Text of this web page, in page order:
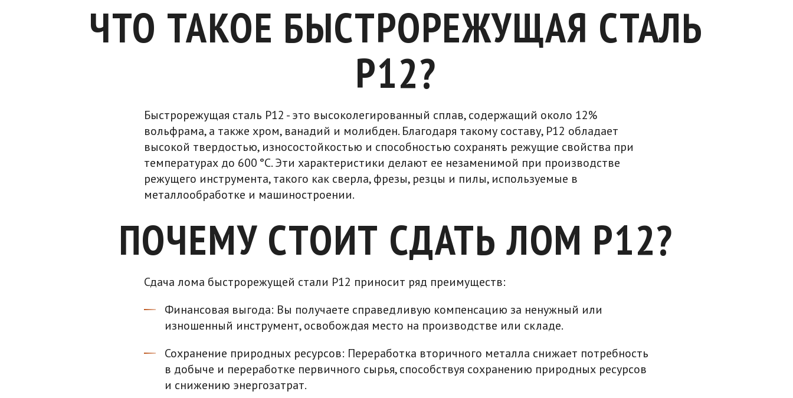
ЧТО ТАКОЕ БЫСТРОРЕЖУЩАЯ СТАЛЬ
Р12?
Быстрорежущая сталь Р12 - это высоколегированный сплав, содержащий около 12%
вольфрама, а также хром, ванадий и молибден. Благодаря такому составу, Р12 обладает
высокой твердостью, износостойкостью и способностью сохранять режущие свойства при
температурах до 600 °C. Эти характеристики делают ее незаменимой при производстве
режущего инструмента, такого как сверла, фрезы, резцы и пилы, используемые в
металлообработке и машиностроении.
ПОЧЕМУ СТОИТ СДАТЬ ЛОМ Р12?
Сдача лома быстрорежущей стали Р12 приносит ряд преимуществ:
Финансовая выгода: Вы получаете справедливую компенсацию за ненужный или
изношенный инструмент, освобождая место на производстве или складе.
Сохранение природных ресурсов: Переработка вторичного металла снижает потребность
в добыче и переработке первичного сырья, способствуя сохранению природных ресурсов
и снижению энергозатрат.